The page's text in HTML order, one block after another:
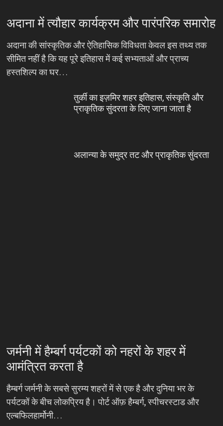
अदाना में त्यौहार कार्यक्रम और पारंपरिक समारोह
अदाना की सांस्कृतिक और ऐतिहासिक विविधता केवल इस तथ्य तक
सीमित नहीं है कि यह पूरे इतिहास में कई सभ्यताओं और प्राच्य
हस्तशिल्प का घर…
तुर्की का इज़मिर शहर इतिहास, संस्कृति और
प्राकृतिक सुंदरता के लिए जाना जाता है
अलान्या के समुद्र तट और प्राकृतिक सुंदरता
जर्मनी में हैम्बर्ग पर्यटकों को नहरों के शहर में
आमंत्रित करता है
हैम्बर्ग जर्मनी के सबसे सुरम्य शहरों में से एक है और दुनिया भर के
पर्यटकों के बीच लोकप्रिय है। पोर्ट ऑफ़ हैम्बर्ग, स्पीचरस्टाड और
एल्बफिलहार्मोनी…